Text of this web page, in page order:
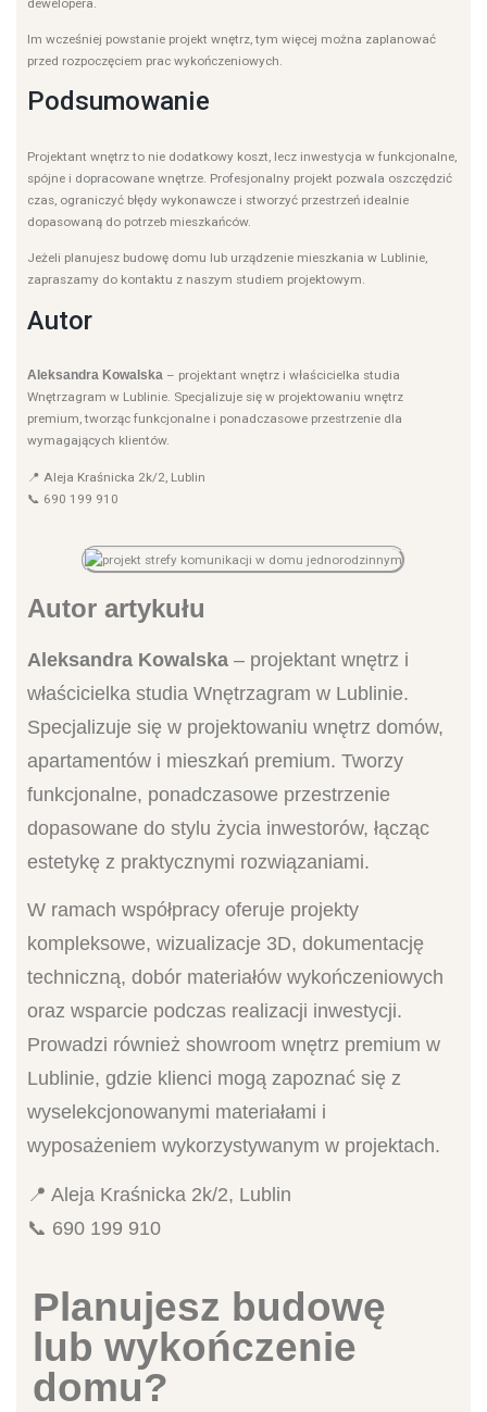
Im wcześniej powstanie projekt wnętrz, tym więcej można zaplanować
przed rozpoczęciem prac wykończeniowych.
Podsumowanie
Projektant wnętrz to nie dodatkowy koszt, lecz inwestycja w funkcjonalne,
spójne i dopracowane wnętrze. Profesjonalny projekt pozwala oszczędzić
czas, ograniczyć błędy wykonawcze i stworzyć przestrzeń idealnie
dopasowaną do potrzeb mieszkańców.
Jeżeli planujesz budowę domu lub urządzenie mieszkania w Lublinie,
zapraszamy do kontaktu z naszym studiem projektowym.
Autor
Aleksandra Kowalska – projektant wnętrz i właścicielka studia
Wnętrzagram w Lublinie. Specjalizuje się w projektowaniu wnętrz
premium, tworząc funkcjonalne i ponadczasowe przestrzenie dla
wymagających klientów.
📍 Aleja Kraśnicka 2k/2, Lublin
📞 690 199 910
Autor artykułu
Aleksandra Kowalska – projektant wnętrz i
właścicielka studia Wnętrzagram w Lublinie.
Specjalizuje się w projektowaniu wnętrz domów,
apartamentów i mieszkań premium. Tworzy
funkcjonalne, ponadczasowe przestrzenie
dopasowane do stylu życia inwestorów, łącząc
estetykę z praktycznymi rozwiązaniami.
W ramach współpracy oferuje projekty
kompleksowe, wizualizacje 3D, dokumentację
techniczną, dobór materiałów wykończeniowych
oraz wsparcie podczas realizacji inwestycji.
Prowadzi również showroom wnętrz premium w
Lublinie, gdzie klienci mogą zapoznać się z
wyselekcjonowanymi materiałami i
wyposażeniem wykorzystywanym w projektach.
📍 Aleja Kraśnicka 2k/2, Lublin
📞 690 199 910
Planujesz budowę
lub wykończenie
domu?